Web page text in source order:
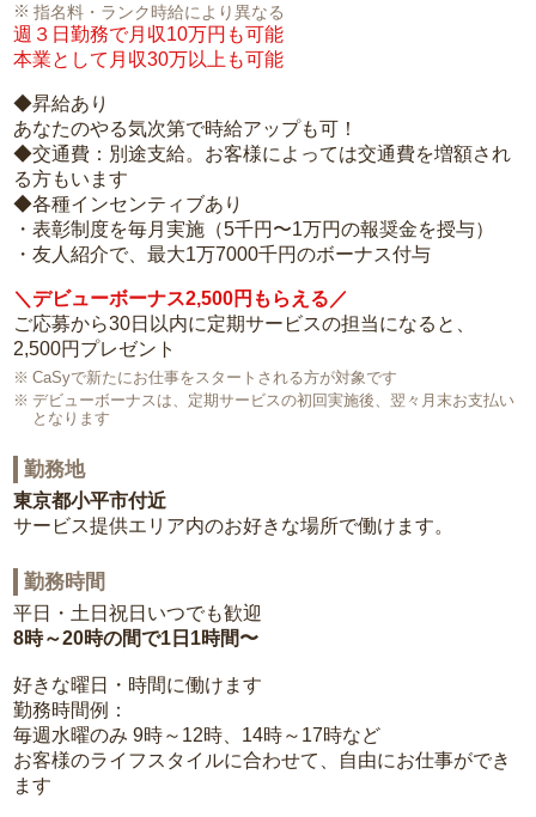
指名料・ランク時給により異なる
週３日勤務で月収10万円も可能
本業として月収30万以上も可能
◆昇給あり
あなたのやる気次第で時給アップも可！
◆交通費：別途支給。お客様によっては交通費を増額され
る方もいます
◆各種インセンティブあり
・表彰制度を毎月実施（5千円〜1万円の報奨金を授与）
・友人紹介で、最大1万7000千円のボーナス付与
＼デビューボーナス2,500円もらえる／
ご応募から30日以内に定期サービスの担当になると、
2,500円プレゼント
CaSyで新たにお仕事をスタートされる方が対象です
デビューボーナスは、定期サービスの初回実施後、翌々月末お支払い
となります
勤務地
東京都小平市付近
サービス提供エリア内のお好きな場所で働けます。
勤務時間
平日・土日祝日いつでも歓迎
8時～20時の間で1日1時間〜
好きな曜日・時間に働けます
勤務時間例：
毎週水曜のみ 9時～12時、14時～17時など
お客様のライフスタイルに合わせて、自由にお仕事ができ
ます